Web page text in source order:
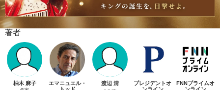
著者
柚木 麻子
エマニュエル・
渡辺 清
プレジデントオ
FNNプライムオ